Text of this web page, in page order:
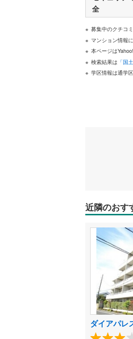
全
募集中のクチコ
マンション情報
本ページは
検索結果は 「国
学区情報は通学
近隣のおす
ダイアパレ